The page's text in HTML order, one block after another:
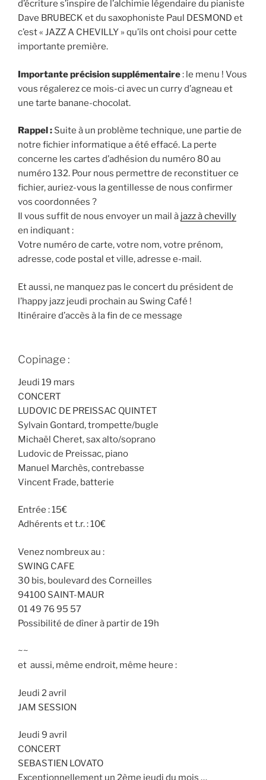
d’écriture s’inspire de l’alchimie légendaire du pianiste
Dave BRUBECK et du saxophoniste Paul DESMOND et
c’est « JAZZ A CHEVILLY » qu’ils ont choisi pour cette
importante première.
Importante précision supplémentaire: le menu ! Vous
vous régalerez ce mois-ci avec un curry d’agneau et
une tarte banane-chocolat.
Rappel : Suite à un problème technique, une partie de
notre fichier informatique a été effacé. La perte
concerne les cartes d’adhésion du numéro 80 au
numéro 132. Pour nous permettre de reconstituer ce
fichier, auriez-vous la gentillesse de nous confirmer
vos coordonnées ?
Il vous suffit de nous envoyer un mail à jazz à chevilly
en indiquant :
Votre numéro de carte, votre nom, votre prénom,
adresse, code postal et ville, adresse e-mail.
Et aussi, ne manquez pas le concert du président de
l’happy jazz jeudi prochain au Swing Café !
Itinéraire d’accès à la fin de ce message
Copinage :
Jeudi 19 mars
CONCERT
LUDOVIC DE PREISSAC QUINTET
Sylvain Gontard, trompette/bugle
Michaël Cheret, sax alto/soprano
Ludovic de Preissac, piano
Manuel Marchès, contrebasse
Vincent Frade, batterie
Entrée : 15€
Adhérents et t.r. : 10€
Venez nombreux au :
SWING CAFE
30 bis, boulevard des Corneilles
94100 SAINT-MAUR
01 49 76 95 57
Possibilité de dîner à partir de 19h
~~
et aussi, même endroit, même heure :
Jeudi 2 avril
JAM SESSION
Jeudi 9 avril
CONCERT
SEBASTIEN LOVATO